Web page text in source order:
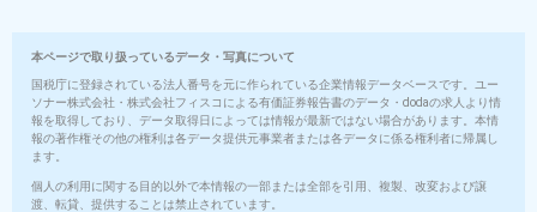
本ページで取り扱っているデータ・写真について
国税庁に登録されている法人番号を元に作られている企業情報データベースです。ユー
ソナー株式会社・株式会社フィスコによる有価証券報告書のデータ・dodaの求人より情
報を取得しており、データ取得日によっては情報が最新ではない場合があります。本情
報の著作権その他の権利は各データ提供元事業者または各データに係る権利者に帰属し
ます。
個人の利用に関する目的以外で本情報の一部または全部を引用、複製、改変および譲
渡、転貸、提供することは禁止されています。